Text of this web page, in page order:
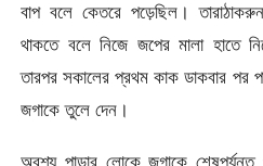
বাপ বলে কেতরে পড়েছিল।
থাকতে বলে নিজে জপের মালা হাতে
তারপর সকালের প্রথম কাক ডাকবার পর
জগাকে তুলে দেন।
অবশ্য পাড়ার লোকে জগাকে শেষপর্যন্ত